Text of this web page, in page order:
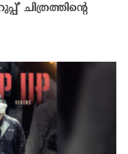
ചിത്രത്തിന്റെ